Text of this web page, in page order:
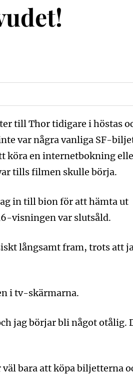
till Thor tidigare i höstas
var några vanliga SF-
köra en internetbokning
tills filmen skulle börja.
in till bion för att hämta ut
visningen var slutsåld.
långsamt fram, trots att
i tv-skärmarna.
jag börjar bli något otålig.
bara att köpa biljetterna